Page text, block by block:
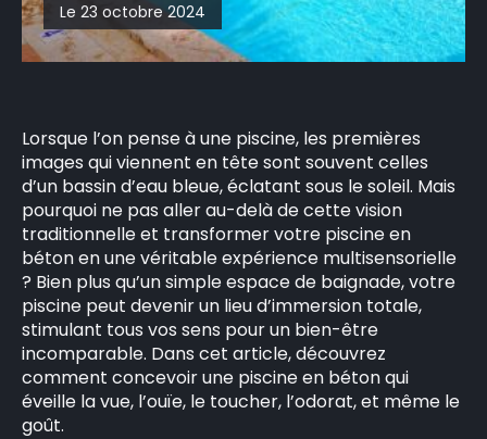
Le 23 octobre 2024
Lorsque l’on pense à une piscine, les premières
images qui viennent en tête sont souvent celles
d’un bassin d’eau bleue, éclatant sous le soleil. Mais
pourquoi ne pas aller au-delà de cette vision
traditionnelle et transformer votre piscine en
béton en une véritable expérience multisensorielle
? Bien plus qu’un simple espace de baignade, votre
piscine peut devenir un lieu d’immersion totale,
stimulant tous vos sens pour un bien-être
incomparable. Dans cet article, découvrez
comment concevoir une piscine en béton qui
éveille la vue, l’ouïe, le toucher, l’odorat, et même le
goût.